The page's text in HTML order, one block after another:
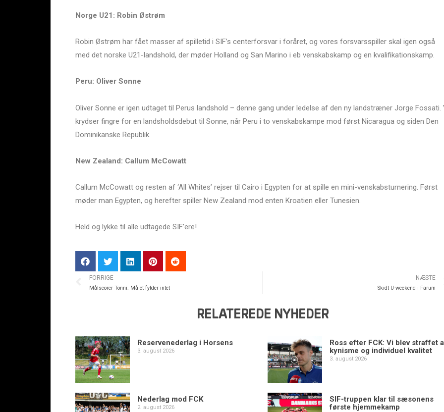
Norge U21: Robin Østrøm
Robin Østrøm har fået masser af spilletid i SIF’s centerforsvar i foråret, og vores forsvarsspiller skal igen også
med det norske U21-landshold, der møder Holland og San Marino i eb venskabskamp og en kvalifikationskamp.
Peru: Oliver Sonne
Oliver Sonne er igen udtaget til Perus landshold – denne gang under ledelse af den ny landstræner Jorge Fossati.
krydser fingre for en landsholdsdebut til Sonne, når Peru i to venskabskampe mod først Nicaragua og siden Den
Dominikanske Republik.
New Zealand: Callum McCowatt
Callum McCowatt og resten af ‘All Whites’ rejser til Cairo i Egypten for at spille en mini-venskabsturnering. Først
møder man Egypten, og herefter spiller New Zealand mod enten Kroatien eller Tunesien.
Held og lykke til alle udtagede SIF’ere!
FORRIGE
Målscorer Tonni: Målet fylder intet
NÆSTE
Skidt U-weekend i Farum
RELATEREDE NYHEDER
Reservenederlag i Horsens
3. august 2026
Ross efter FCK: Vi blev straffet
kynisme og individuel kvalitet
3. august 2026
Nederlag mod FCK
2. august 2026
SIF-truppen klar til sæsonens
første hjemmekamp